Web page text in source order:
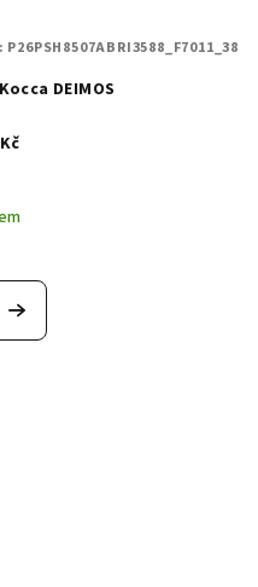
DEIMOS
P26PSH8507ABRI3588_F7011_38